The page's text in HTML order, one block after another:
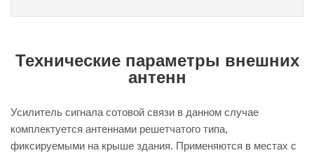
Технические параметры внешних
антенн
Усилитель сигнала сотовой связи в данном случае
комплектуется антеннами решетчатого типа,
фиксируемыми на крыше здания. Применяются в местах с